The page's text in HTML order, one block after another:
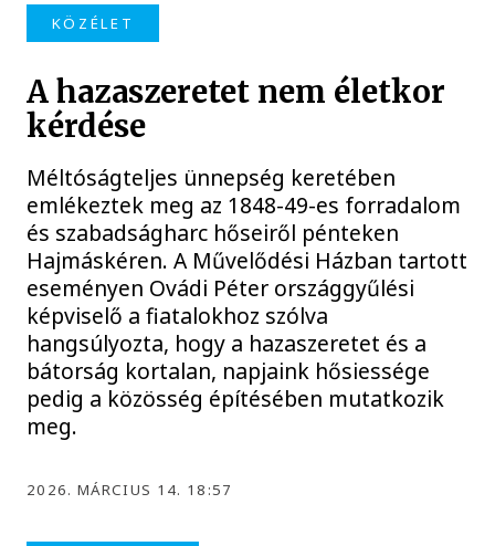
KÖZÉLET
A hazaszeretet nem életkor
kérdése
Méltóságteljes ünnepség keretében
emlékeztek meg az 1848-49-es forradalom
és szabadságharc hőseiről pénteken
Hajmáskéren. A Művelődési Házban tartott
eseményen Ovádi Péter országgyűlési
képviselő a fiatalokhoz szólva
hangsúlyozta, hogy a hazaszeretet és a
bátorság kortalan, napjaink hősiessége
pedig a közösség építésében mutatkozik
meg.
2026. MÁRCIUS 14. 18:57